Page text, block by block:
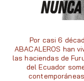
Por casi 6
ABACALEROS han
las haciendas de
del Ecuador